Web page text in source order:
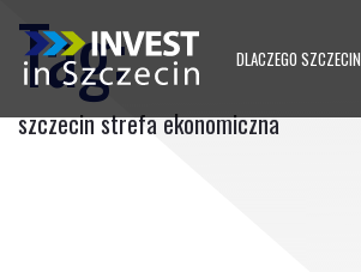
DLACZEGO SZCZECIN
Tag:
szczecin strefa ekonomiczna